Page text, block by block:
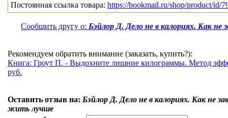
Постоянная ссылка товара: https://bookmail.ru/shop/product/id/
Сообщить другу о: Бэйлор Д. Дело не в калориях. Как
Рекомендуем обратить внимание (заказать, купить?):
Книга: Гроут П. - Выдохните лишние килограммы. Метод
руб.
Оставить отзыв на: Бэйлор Д. Дело не в калориях. Как не
жить лучше